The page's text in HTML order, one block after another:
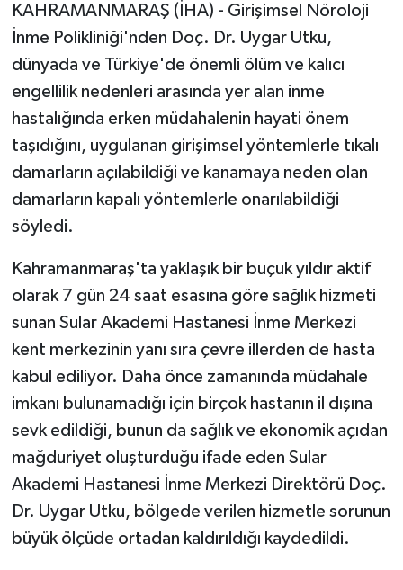
KAHRAMANMARAŞ (İHA) - Girişimsel Nöroloji
İnme Polikliniği'nden Doç. Dr. Uygar Utku,
dünyada ve Türkiye'de önemli ölüm ve kalıcı
engellilik nedenleri arasında yer alan inme
hastalığında erken müdahalenin hayati önem
taşıdığını, uygulanan girişimsel yöntemlerle tıkalı
damarların açılabildiği ve kanamaya neden olan
damarların kapalı yöntemlerle onarılabildiği
söyledi.
Kahramanmaraş'ta yaklaşık bir buçuk yıldır aktif
olarak 7 gün 24 saat esasına göre sağlık hizmeti
sunan Sular Akademi Hastanesi İnme Merkezi
kent merkezinin yanı sıra çevre illerden de hasta
kabul ediliyor. Daha önce zamanında müdahale
imkanı bulunamadığı için birçok hastanın il dışına
sevk edildiği, bunun da sağlık ve ekonomik açıdan
mağduriyet oluşturduğu ifade eden Sular
Akademi Hastanesi İnme Merkezi Direktörü Doç.
Dr. Uygar Utku, bölgede verilen hizmetle sorunun
büyük ölçüde ortadan kaldırıldığı kaydedildi.
Güvenlik
HABERDE İNSAN
İNSAN
İş Dünyası
Jandarma
Kadın
KÜLTÜR SANAT
Otomobil
POLİTİKA
Sağlık
SİYASET